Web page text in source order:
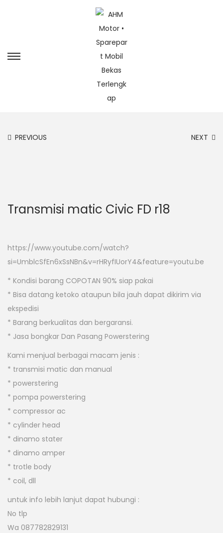
PREVIOUS NEXT
Transmisi matic Civic FD r18
https://www.youtube.com/watch?
si=UmblcSfEn6xSsNBn&v=rHRyfIUorY4&feature=youtu.be
* Kondisi barang COPOTAN 90% siap pakai
* Bisa datang ketoko ataupun bila jauh dapat dikirim via
ekspedisi
* Barang berkualitas dan bergaransi.
* Jasa bongkar Dan Pasang Powerstering
Kami menjual berbagai macam jenis :
* transmisi matic dan manual
* powerstering
* pompa powerstering
* compressor ac
* cylinder head
* dinamo stater
* dinamo amper
* trotle body
* coil, dll
untuk info lebih lanjut dapat hubungi :
No tlp
Wa 087782829131